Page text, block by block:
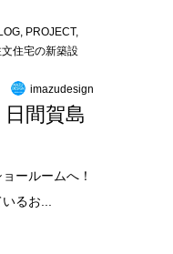
, PROJECT,
住宅の新築設
imazudesign
間賀島
ールームへ！
るお...